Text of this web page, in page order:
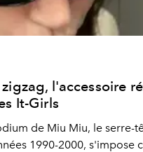
l'accessoire
It-Girls
de Miu Miu, le serre-
1990-2000, s'impose